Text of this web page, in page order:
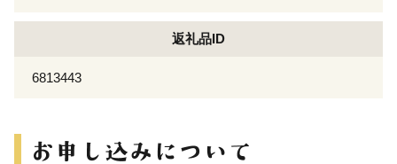
返礼品ID
6813443